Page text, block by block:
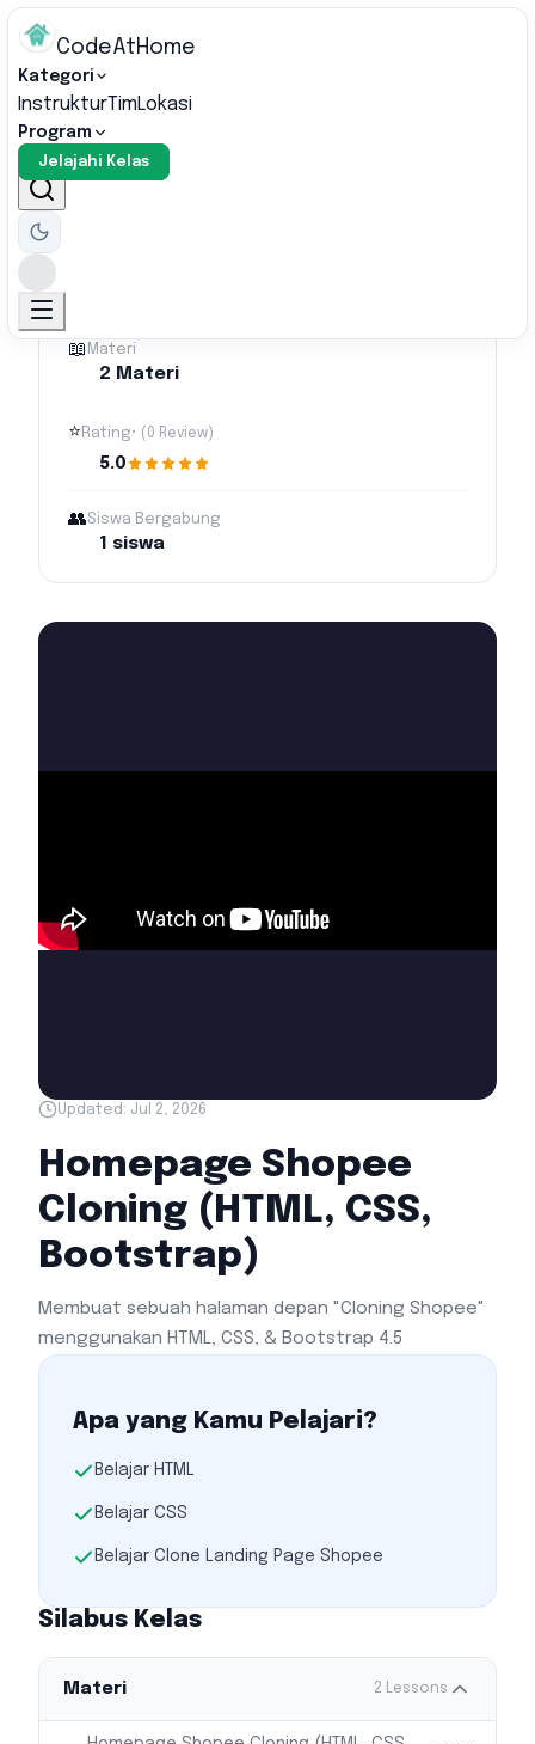
CodeAtHome
Kategori
InstrukturTimLokasi
Program
Jelajahi Kelas
Home/Homepage Shopee Cloning (HTML, CSS,
Bootstrap)
Updated: Jul 2, 2026
Homepage Shopee
Cloning (HTML, CSS,
Bootstrap)
Membuat sebuah halaman depan "Cloning Shopee"
menggunakan HTML, CSS, & Bootstrap 4.5
Apa yang Kamu Pelajari?
Belajar HTML
Belajar CSS
Belajar Clone Landing Page Shopee
Silabus Kelas
Materi 2 Lessons
📖 Materi
2 Materi
⭐ Rating• ( 0 Review)
5.0
👥Siswa Bergabung
1 siswa